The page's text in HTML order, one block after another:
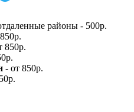
районы - 500р.
850р.
- от 850р.